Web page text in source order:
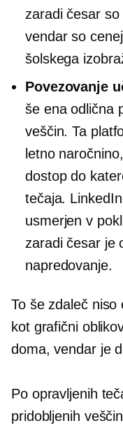
zaradi česar
vendar so
šolskega
Povezovanje
še ena odlična
veščin. Ta
letno
dostop do
tečaja.
usmerjen v
zaradi česar je
napredovanje.
To še zdaleč
kot grafični
doma, vendar je
Po opravljenih
pridobljenih